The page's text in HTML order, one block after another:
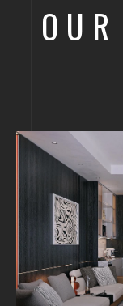
OUR